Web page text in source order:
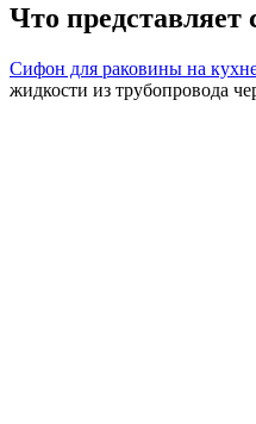
Что представляет
Сифон для раковины на
жидкости из трубопровода